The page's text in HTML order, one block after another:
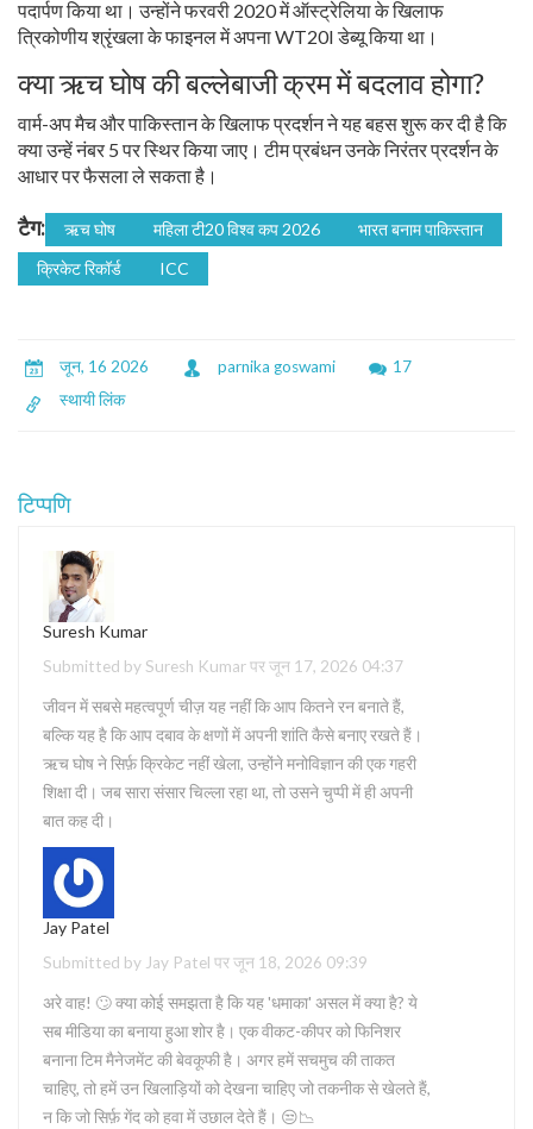
पदार्पण किया था। उन्होंने फरवरी 2020 में ऑस्ट्रेलिया के खिलाफ
त्रिकोणीय श्रृंखला के फाइनल में अपना WT20I डेब्यू किया था।
क्या ऋच घोष की बल्लेबाजी क्रम में बदलाव होगा?
वार्म-अप मैच और पाकिस्तान के खिलाफ प्रदर्शन ने यह बहस शुरू कर दी है कि
क्या उन्हें नंबर 5 पर स्थिर किया जाए। टीम प्रबंधन उनके निरंतर प्रदर्शन के
आधार पर फैसला ले सकता है।
टैग: ऋच घोष महिला टी20 विश्व कप 2026
भारत बनाम पाकिस्तान
क्रिकेट रिकॉर्ड
ICC
जून, 16 2026 parnika goswami
17
स्थायी लिंक
टिप्पणि
Suresh Kumar
Submitted by Suresh Kumar पर जून 17, 2026 04:37
जीवन में सबसे महत्वपूर्ण चीज़ यह नहीं कि आप कितने रन बनाते हैं,
बल्कि यह है कि आप दबाव के क्षणों में अपनी शांति कैसे बनाए रखते हैं।
ऋच घोष ने सिर्फ़ क्रिकेट नहीं खेला, उन्होंने मनोविज्ञान की एक गहरी
शिक्षा दी। जब सारा संसार चिल्ला रहा था, तो उसने चुप्पी में ही अपनी
बात कह दी।
Jay Patel
Submitted by Jay Patel पर जून 18, 2026 09:39
अरे वाह! 🙄 क्या कोई समझता है कि यह 'धमाका' असल में क्या है? ये
सब मीडिया का बनाया हुआ शोर है। एक वीकट-कीपर को फिनिशर
बनाना टिम मैनेजमेंट की बेवकूफी है। अगर हमें सचमुच की ताकत
चाहिए, तो हमें उन खिलाड़ियों को देखना चाहिए जो तकनीक से खेलते हैं,
न कि जो सिर्फ़ गेंद को हवा में उछाल देते हैं। 😒📉